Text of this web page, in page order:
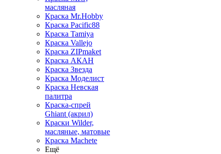
масляная
Краска Mr.Hobby
Краска Pacific88
Краска Tamiya
Краска Vallejo
Краска ZIPmaket
Краска АКАН
Краска Звезда
Краска Моделист
Краска Невская
палитра
Краска-спрей
Ghiant (акрил)
Краски Wilder,
масляные, матовые
Краска Machete
Ещё